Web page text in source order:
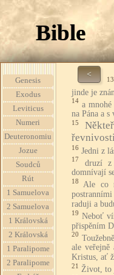
Bible
Genesis
Exodus
Leviticus
Numeri
Deuteronomiu
Jozue
Soudců
Rút
1 Samuelova
2 Samuelova
1 Královská
2 Královská
1 Paralipome
2 Paralipome
<
13
jinde je
14 a
na Pána a
15
16 Jedni z
17
druzí z
domnívají
18
Ale co
raduji a
19 Neboť
přispěním
20
ale veřejně
Kristus, ať
21 Život, to